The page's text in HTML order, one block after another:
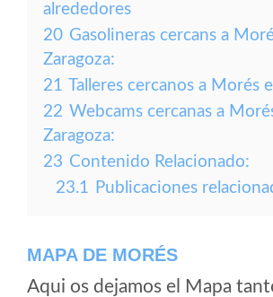
alrededores
20 Gasolineras cercans a
Zaragoza:
21 Talleres cercanos a Morés
22 Webcams cercanas a
Zaragoza:
23 Contenido Relacionado:
23.1 Publicaciones
MAPA DE MORÉS
Aqui os dejamos el Mapa